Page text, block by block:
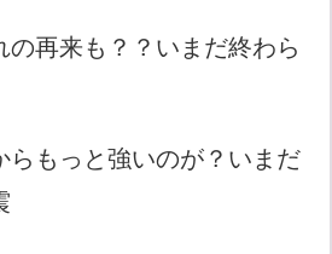
の再来も？？いまだ終わら
らもっと強いのが？いまだ